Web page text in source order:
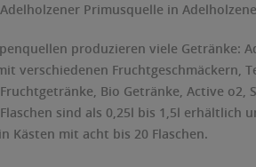
Primusquelle in
produzieren viele Getränke:
verschiedenen Fruchtgeschmäckern,
Bio Getränke, Active o2,
sind als 0,25l bis 1,5l erhältlich
Kästen mit acht bis 20 Flaschen.